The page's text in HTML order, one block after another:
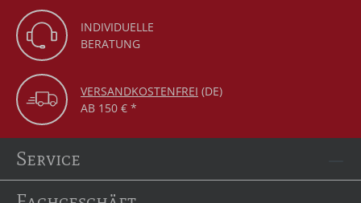
INDIVIDUELLE
BERATUNG
VERSANDKOSTENFREI (DE)
AB 150 € *
Service